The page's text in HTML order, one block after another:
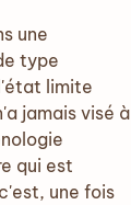
une
type
limite
jamais visé à
qui est
une fois